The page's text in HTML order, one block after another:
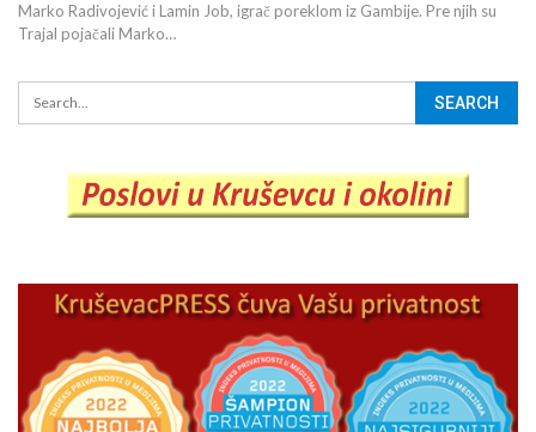
Marko Radivojević i Lamin Job, igrač poreklom iz Gambije. Pre njih su
Trajal pojačali Marko…